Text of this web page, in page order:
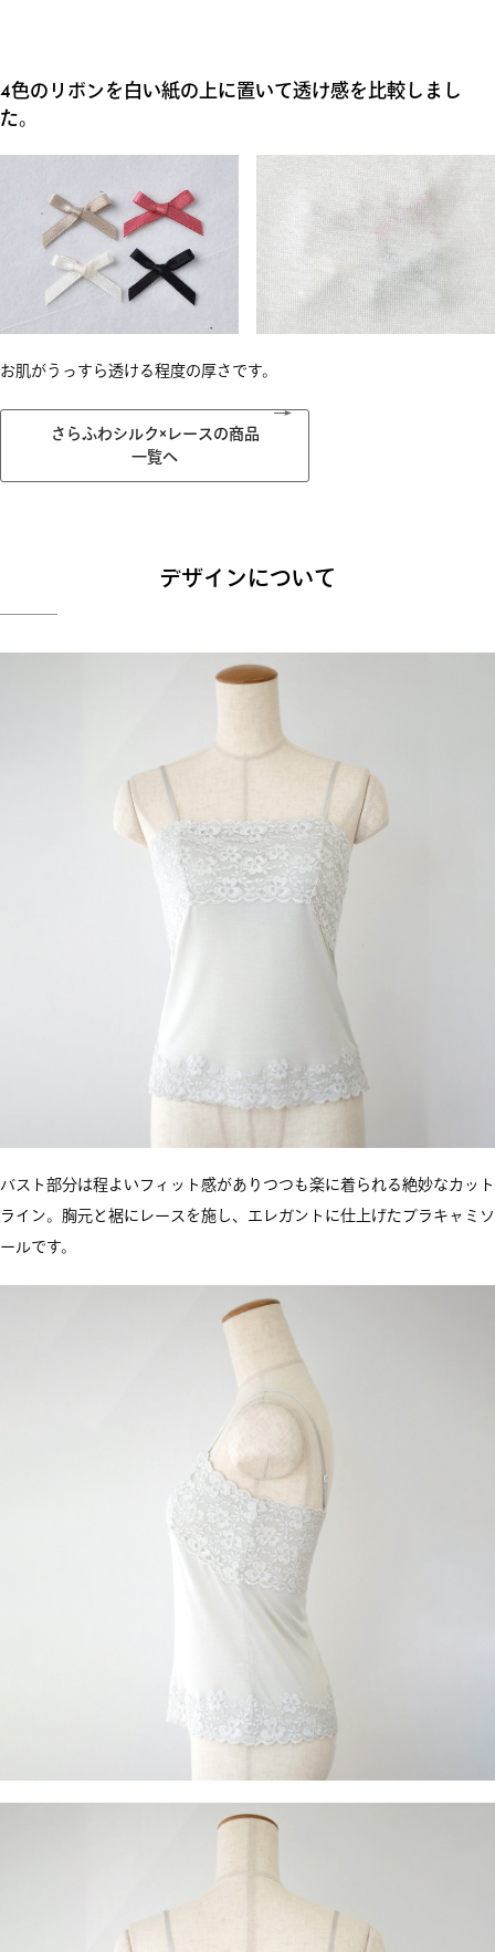
4色のリボンを白い紙の上に置いて透け感を比較しまし
た。
お肌がうっすら透ける程度の厚さです。
さらふわシルク×レースの商品
一覧へ
デザインについて
バスト部分は程よいフィット感がありつつも楽に着られる絶妙なカット
ライン。胸元と裾にレースを施し、エレガントに仕上げたブラキャミソ
ールです。